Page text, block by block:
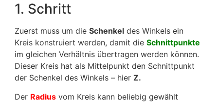
1. Schritt
Zuerst muss um die Schenkel des Winkels ein
Kreis konstruiert werden, damit die Schnittpunkte
im gleichen Verhältnis übertragen werden können.
Dieser Kreis hat als Mittelpunkt den Schnittpunkt
der Schenkel des Winkels – hier Z.
Der Radius vom Kreis kann beliebig gewählt